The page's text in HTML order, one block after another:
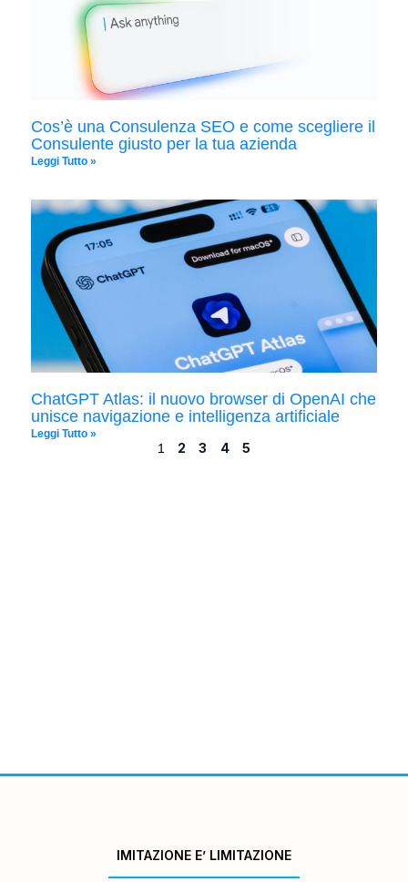
Cos’è una Consulenza SEO e come scegliere il
Consulente giusto per la tua azienda
Leggi Tutto »
ChatGPT Atlas: il nuovo browser di OpenAI che
unisce navigazione e intelligenza artificiale
Leggi Tutto »
1 2 3 4 5
IMITAZIONE E’ LIMITAZIONE